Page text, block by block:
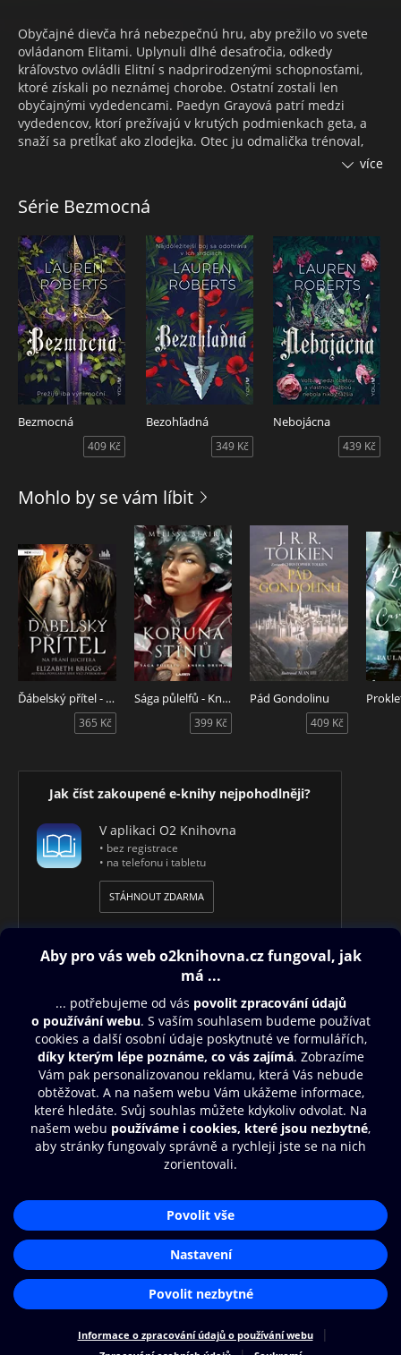
Obyčajné dievča hrá nebezpečnú hru, aby prežilo vo svete
ovládanom Elitami. Uplynuli dlhé desaťročia, odkedy
kráľovstvo ovládli Elitní s nadprirodzenými schopnosťami,
ktoré získali po neznámej chorobe. Ostatní zostali len
obyčajnými vydedencami. Paedyn Grayová patrí medzi
vydedencov, ktorí prežívajú v krutých podmienkach geta, a
snaží sa pretĺkať ako zlodejka. Otec ju odmalička trénoval,
aby si všímala aj tie najmenšie detaily, a tak sa vydáva za
princov, ocitne sa za „odmenu“ v súťaži na život a na smrť,
schopností, ktoré Paedyn nemá. Ak ju nezabijú jej súperi,
celkom určite sa o to postará princ, keď odhalí pravdu.
Najradšej by ho nenávidela, niektoré city však nedokáže
potlačiť, hoci sú nebezpečné.
více
Série Bezmocná
Bezmocná
409 Kč
Bezohľadná
349 Kč
Nebojácna
439 Kč
Mohlo by se vám líbit
Ďábelský přítel - Na přání Lucifera
365 Kč
Sága půlelfů - Kniha druhá: Koruna stínů
399 Kč
Pád Gondolinu
409 Kč
Jak číst zakoupené e-knihy nejpohodlněji?
V aplikaci O2 Knihovna
• bez registrace
• na telefonu i tabletu
STÁHNOUT ZDARMA
Obsah ke stažení
Moje O2 Knihovna
Další zábava
© O2 Czech Republic a.s.
Přístupnost
Zásady zpracování osobních údajů
Nastavení cookies
Aplikace O2 Knihovna
Čti a poslouchej své e-knihy a
audioknihy rychleji a pohodlněji.